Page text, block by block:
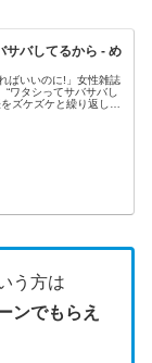
サバしてるから - め
ばいいのに!」女性雑誌
ワタシってサバサバし
ズケズケと繰り返し、
う方は
ンでもらえ